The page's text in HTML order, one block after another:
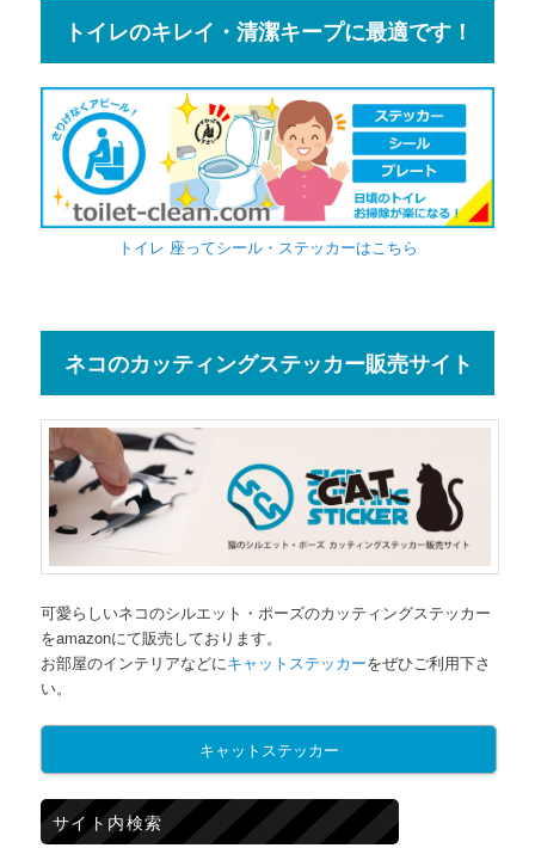
トイレのキレイ・清潔キープに最適です！
トイレ 座ってシール・ステッカーはこちら
ネコのカッティングステッカー販売サイト
可愛らしいネコのシルエット・ポーズのカッティングステッカー
をamazonにて販売しております。
お部屋のインテリアなどにキャットステッカーをぜひご利用下さ
い。
キャットステッカー
サイト内検索